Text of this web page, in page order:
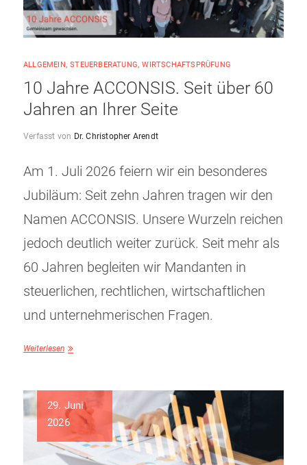
ALLGEMEIN,STEUERBERATUNG,WIRTSCHAFTSPRÜFUNG
10 Jahre ACCONSIS. Seit über 60
Jahren an Ihrer Seite
Verfasst von Dr. Christopher Arendt
Am 1. Juli 2026 feiern wir ein besonderes
Jubiläum: Seit zehn Jahren tragen wir den
Namen ACCONSIS. Unsere Wurzeln reichen
jedoch deutlich weiter zurück. Seit mehr als
60 Jahren begleiten wir Mandanten in
steuerlichen, rechtlichen, wirtschaftlichen
und unternehmerischen Fragen.
Weiterlesen
29. Juni
2026